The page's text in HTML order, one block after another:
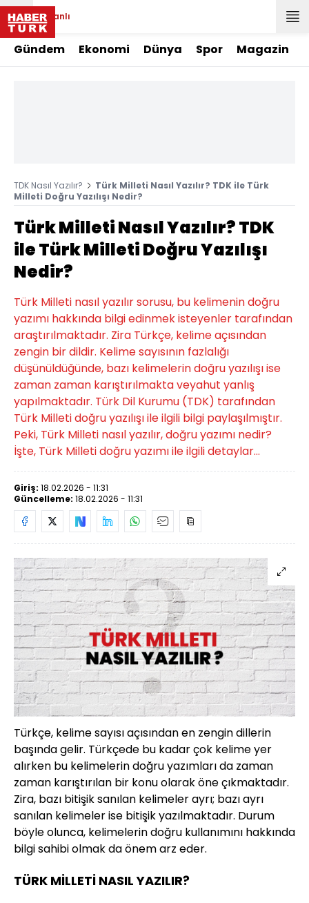
Canlı
Gündem Ekonomi Dünya Spor Magazin
TDK Nasıl Yazılır?
Türk Milleti Nasıl Yazılır? TDK ile Türk
Milleti Doğru Yazılışı Nedir?
Türk Milleti Nasıl Yazılır? TDK
ile Türk Milleti Doğru Yazılışı
Nedir?
Türk Milleti nasıl yazılır sorusu, bu kelimenin doğru
yazımı hakkında bilgi edinmek isteyenler tarafından
araştırılmaktadır. Zira Türkçe, kelime açısından
zengin bir dildir. Kelime sayısının fazlalığı
düşünüldüğünde, bazı kelimelerin doğru yazılışı ise
zaman zaman karıştırılmakta veyahut yanlış
yapılmaktadır. Türk Dil Kurumu (TDK) tarafından
Türk Milleti doğru yazılışı ile ilgili bilgi paylaşılmıştır.
Peki, Türk Milleti nasıl yazılır, doğru yazımı nedir?
İşte, Türk Milleti doğru yazımı ile ilgili detaylar...
Giriş: 18.02.2026 - 11:31
Güncelleme: 18.02.2026 - 11:31
Türkçe, kelime sayısı açısından en zengin dillerin
başında gelir. Türkçede bu kadar çok kelime yer
alırken bu kelimelerin doğru yazımları da zaman
zaman karıştırılan bir konu olarak öne çıkmaktadır.
Zira, bazı bitişik sanılan kelimeler ayrı; bazı ayrı
sanılan kelimeler ise bitişik yazılmaktadır. Durum
böyle olunca, kelimelerin doğru kullanımını hakkında
bilgi sahibi olmak da önem arz eder.
TÜRK MİLLETİ NASIL YAZILIR?